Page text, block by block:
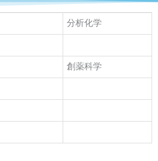
分析化学
創薬科学